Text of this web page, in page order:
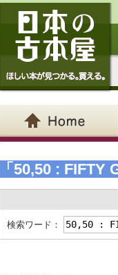
「50,50 : FIFTY
検索ワード：